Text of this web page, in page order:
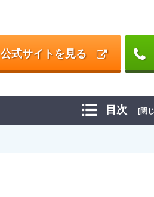
公式サイトを見る
目次 [閉